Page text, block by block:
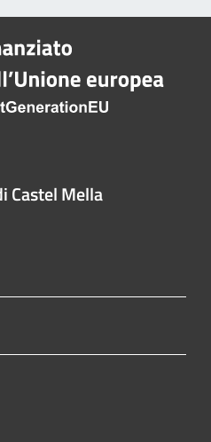
Castel Mella